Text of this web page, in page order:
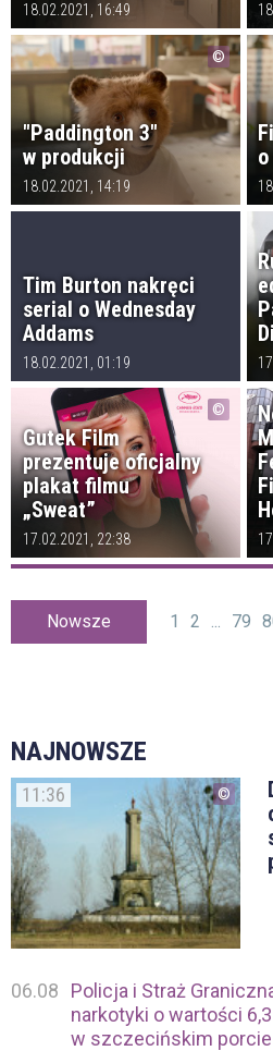
18.02.2021, 16:49
"Paddington 3"
w produkcji
18.02.2021, 14:19
Tim Burton nakręci
serial o Wednesday
Addams
18.02.2021, 01:19
Gutek Film
prezentuje oficjalny
plakat filmu
„Sweat”
17.02.2021, 22:38
Nowsze 1 2 ... 79
NAJNOWSZE
11:36
06.08
Policja i Straż
narkotyki o wartości
w szczecińskim porcie